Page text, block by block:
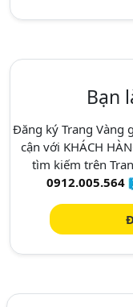
Bạn
Đăng ký Trang Vàng
cận với KHÁCH
tìm kiếm trên
0912.005.564